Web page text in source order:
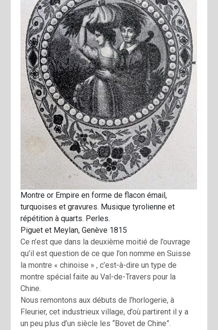
Montre or Empire en forme de flacon émail,
turquoises et gravures. Musique tyrolienne et
répétition à quarts. Perles.
Piguet et Meylan, Genève 1815
Ce n’est que dans la deuxième moitié de l’ouvrage
qu’il est question de ce que l’on nomme en Suisse
la montre « chinoise » , c’est-à-dire un type de
montre spécial faite au Val-de-Travers pour la
Chine.
Nous remontons aux débuts de l’horlogerie, à
Fleurier, cet industrieux village, d’où partirent il y a
un peu plus d’un siècle les “Bovet de Chine”.